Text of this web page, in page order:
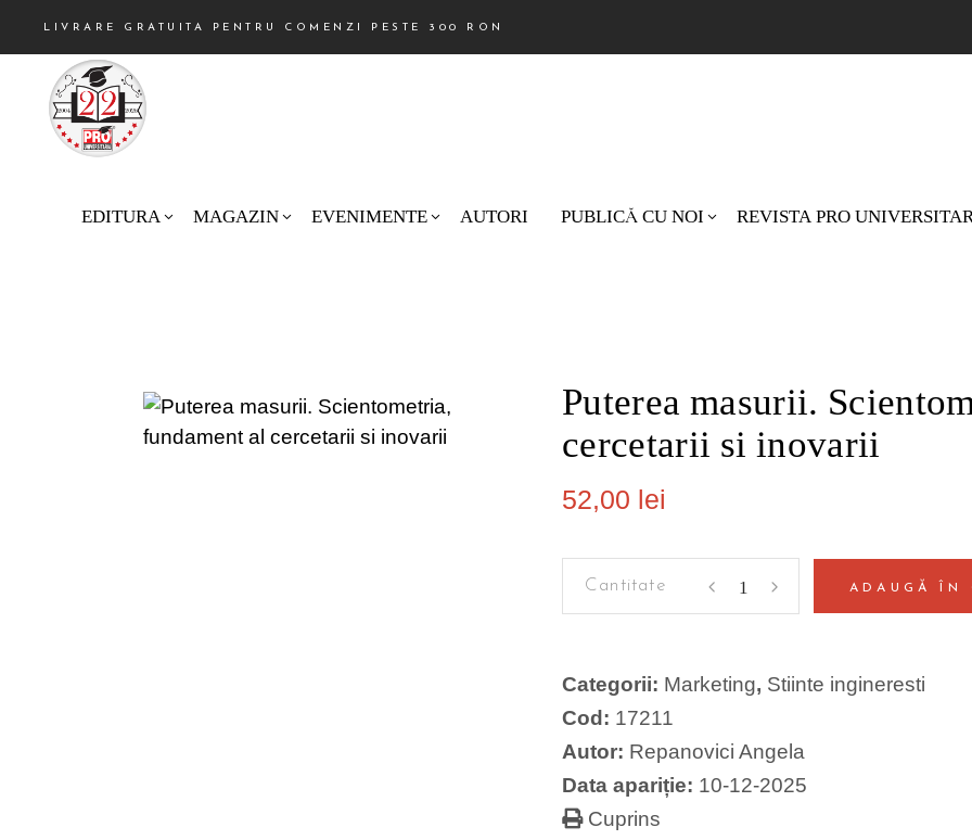
LIVRARE GRATUITA PENTRU COMENZI PESTE 300 RON
EDITURA MAGAZIN EVENIMENTE AUTORI PUBLICĂ CU NOI REVISTA PRO
Puterea masurii.
cercetarii si inovarii
52,00 lei
al
si
inovarii
ADAUGĂ ÎN
Categorii: Marketing, Stiinte ingineresti
Cod: 17211
Autor: Repanovici Angela
Data apariție: 10-12-2025
Cuprins